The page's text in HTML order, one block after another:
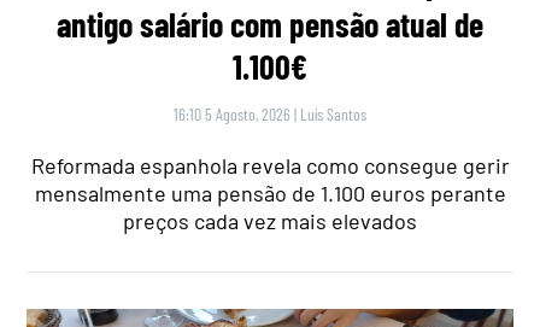
antigo salário com pensão atual de
1.100€
16:10 5 Agosto, 2026 | Luís Santos
Reformada espanhola revela como consegue gerir
mensalmente uma pensão de 1.100 euros perante
preços cada vez mais elevados